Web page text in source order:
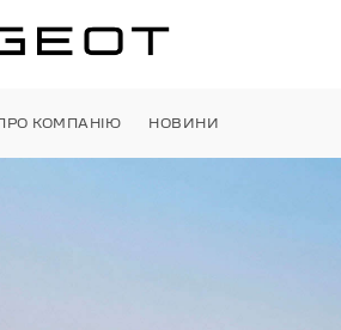
ПРО КОМПАНІЮ НОВИНИ